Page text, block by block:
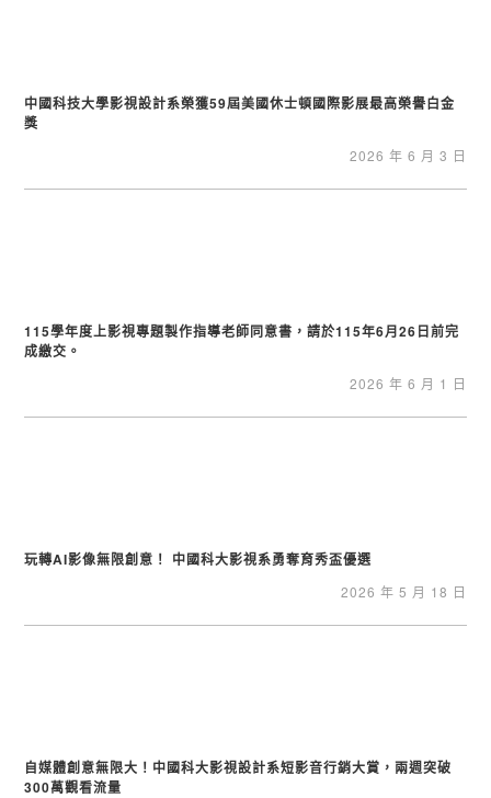
中國科技大學影視設計系榮獲59屆美國休士頓國際影展最高榮譽白金
獎
2026 年 6 月 3 日
115學年度上影視專題製作指導老師同意書，請於115年6月26日前完
成繳交。
2026 年 6 月 1 日
玩轉AI影像無限創意！ 中國科大影視系勇奪育秀盃優選
2026 年 5 月 18 日
自媒體創意無限大！中國科大影視設計系短影音行銷大賞，兩週突破
300萬觀看流量